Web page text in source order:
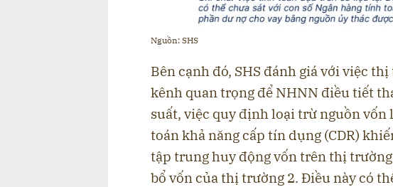
Nguồn: SHS
Bên cạnh đó, SHS đánh giá với việc
kênh quan trọng để NHNN điều tiết
suất, việc quy định loại trừ nguồn vốn
toán khả năng cấp tín dụng (CDR)
tập trung huy động vốn trên thị
bổ vốn của thị trường 2. Điều này có